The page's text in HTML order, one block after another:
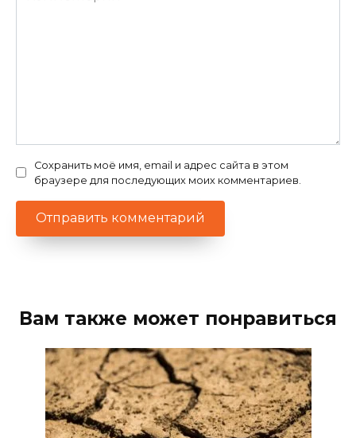
Сохранить моё имя, email и адрес сайта в этом
браузере для последующих моих комментариев.
Вам также может понравиться